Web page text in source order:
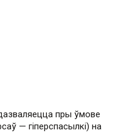
пры ўмове
— гiперспасылкi) на